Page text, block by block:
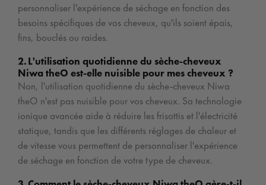
personnaliser l'expérience de séchage en fonction des
besoins spécifiques de vos cheveux, qu'ils soient épais,
fins, bouclés ou raides.
2. L'utilisation quotidienne du sèche-cheveux
Niwa theO est-elle nuisible pour mes cheveux ?
Non, l'utilisation quotidienne du sèche-cheveux Niwa
theO n'est pas nuisible pour vos cheveux. Sa technologie
ionique avancée aide à réduire les frisottis et l'électricité
statique, tandis que les différents réglages de chaleur et
de vitesse vous permettent de personnaliser l'expérience
de séchage en fonction de votre type de cheveux.